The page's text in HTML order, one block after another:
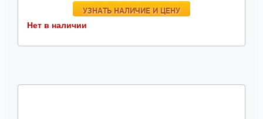
УЗНАТЬ НАЛИЧИЕ И ЦЕНУ
Нет в наличии